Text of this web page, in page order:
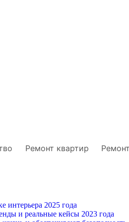
Ремонт квартир
интерьера 2025 года
и реальные кейсы 2023 года